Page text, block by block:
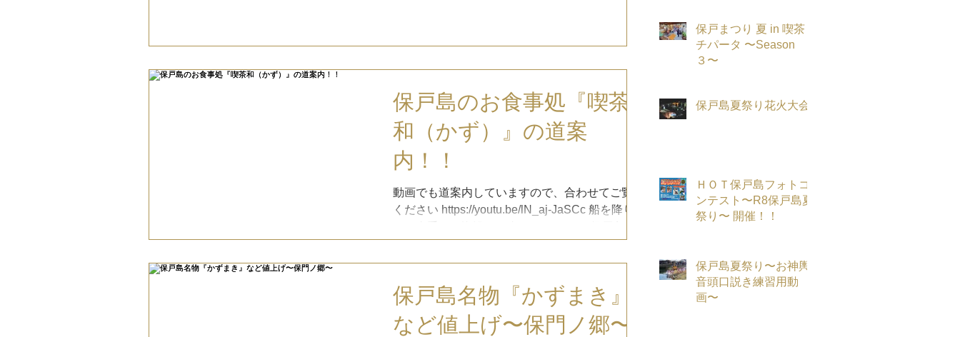
保戸島のお食事処『喫茶
和（かず）』の道案
内！！
動画でも道案内していますので、合わせてご覧
ください https://youtu.be/lN_aj-JaSCc 船を降り
学校横の家の間を通ります 保戸島小学校の門を
まっすぐ さらにまっすぐ行くと 右手に かず食堂
保戸島名物『かずまき』
など値上げ〜保門ノ郷〜
保戸まつり 夏 in 喫茶
チパータ 〜Season
３〜
保戸島夏祭り花火大会
ＨＯＴ保戸島フォトコ
ンテスト〜R8保戸島夏
祭り〜 開催！！
保戸島夏祭り〜お神輿
音頭口説き練習用動
画〜